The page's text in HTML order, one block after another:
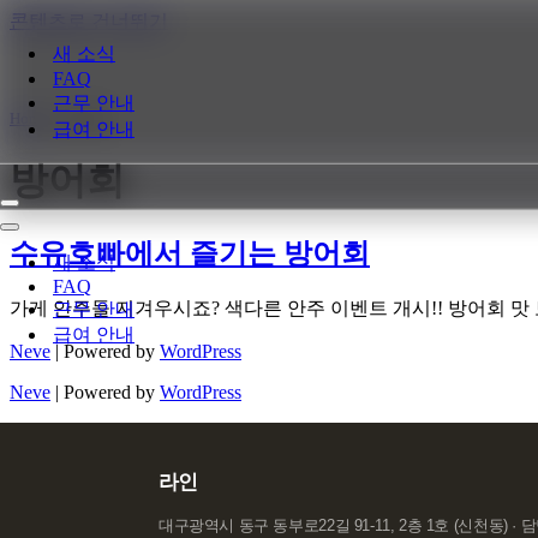
콘텐츠로 건너뛰기
새 소식
FAQ
근무 안내
급여 안내
내
비
게
션
메
뉴
내
비
이
션
메
뉴
새 소식
FAQ
근무 안내
급여 안내
»방어회
방어회
수유호빠에서 즐기는 방어회
가게 안주들 지겨우시죠? 색다른 안주 이벤트 개시!! 방어회
Neve | Powered by WordPress
Neve | Powered by WordPress
라인
대구광역시 동구 동부로22길 91-11, 2층 1호 (신천동) ·